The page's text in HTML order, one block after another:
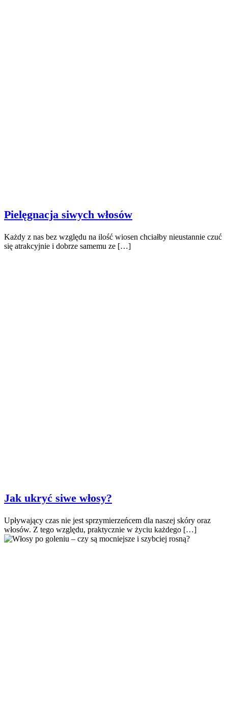
Pielęgnacja siwych włosów
Każdy z nas bez względu na ilość wiosen chciałby nieustannie czuć
się atrakcyjnie i dobrze samemu ze […]
Jak ukryć siwe włosy?
Upływający czas nie jest sprzymierzeńcem dla naszej skóry oraz
włosów. Z tego względu, praktycznie w życiu każdego […]